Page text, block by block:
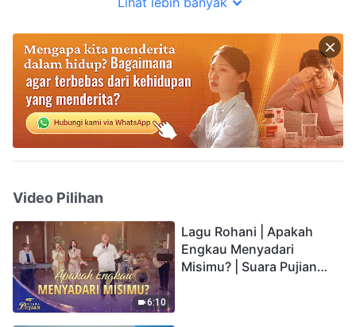
Video Pilihan
6:10
Lagu Rohani | Apakah
Engkau Menyadari
Misimu? | Suara Pujian